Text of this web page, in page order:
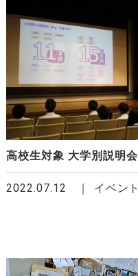
高校生対象 大学別説明会
2022.07.12 イベント